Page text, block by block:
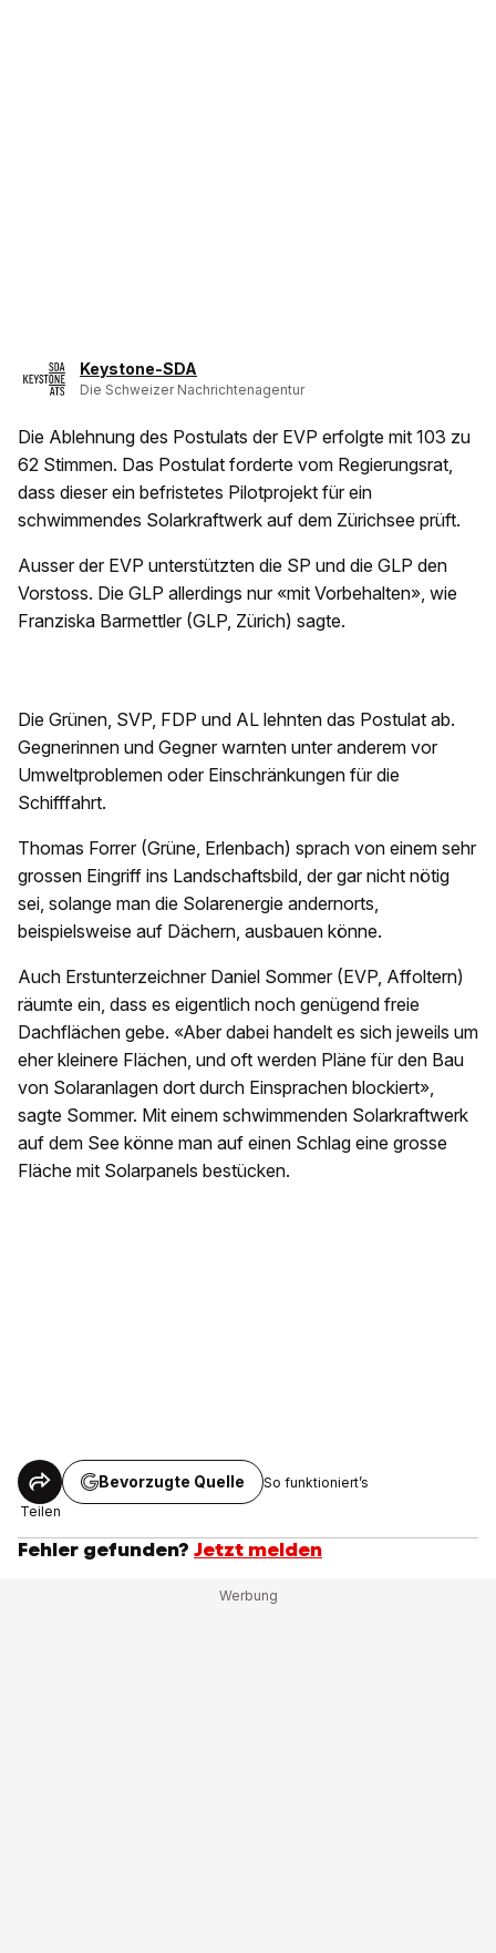
Keystone-SDA
Die Schweizer Nachrichtenagentur
Die Ablehnung des Postulats der EVP erfolgte mit 103 zu
62 Stimmen. Das Postulat forderte vom Regierungsrat,
dass dieser ein befristetes Pilotprojekt für ein
schwimmendes Solarkraftwerk auf dem Zürichsee prüft.
Ausser der EVP unterstützten die SP und die GLP den
Vorstoss. Die GLP allerdings nur «mit Vorbehalten», wie
Franziska Barmettler (GLP, Zürich) sagte.
Die Grünen, SVP, FDP und AL lehnten das Postulat ab.
Gegnerinnen und Gegner warnten unter anderem vor
Umweltproblemen oder Einschränkungen für die
Schifffahrt.
Thomas Forrer (Grüne, Erlenbach) sprach von einem sehr
grossen Eingriff ins Landschaftsbild, der gar nicht nötig
sei, solange man die Solarenergie andernorts,
beispielsweise auf Dächern, ausbauen könne.
Auch Erstunterzeichner Daniel Sommer (EVP, Affoltern)
räumte ein, dass es eigentlich noch genügend freie
Dachflächen gebe. «Aber dabei handelt es sich jeweils um
eher kleinere Flächen, und oft werden Pläne für den Bau
von Solaranlagen dort durch Einsprachen blockiert»,
sagte Sommer. Mit einem schwimmenden Solarkraftwerk
auf dem See könne man auf einen Schlag eine grosse
Fläche mit Solarpanels bestücken.
Teilen
Bevorzugte Quelle So funktioniert’s
Fehler gefunden? Jetzt melden